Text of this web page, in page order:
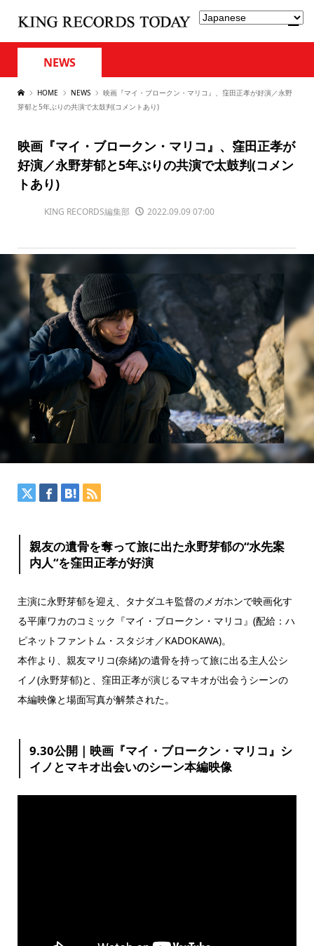
NEWS
HOME NEWS
映画『マイ・ブロークン・マリコ』、窪⽥正孝が好演／永野
芽郁と5年ぶりの共演で太⿎判(コメントあり)
映画『マイ・ブロークン・マリコ』、窪⽥正孝が
好演／永野芽郁と5年ぶりの共演で太⿎判(コメン
トあり)
KING RECORDS編集部 2022.09.09 07:00
親友の遺⾻を奪って旅に出た永野芽郁の“⽔先案
内⼈“を窪⽥正孝が好演
主演に永野芽郁を迎え、タナダユキ監督のメガホンで映画化す
る平庫ワカのコミック『マイ・ブロークン・マリコ』(配給：ハ
ピネットファントム・スタジオ／KADOKAWA)。
本作より、親友マリコ(奈緒)の遺⾻を持って旅に出る主⼈公シ
イノ(永野芽郁)と、窪⽥正孝が演じるマキオが出会うシーンの
本編映像と場⾯写真が解禁された。
9.30公開｜映画『マイ・ブロークン・マリコ』シ
イノとマキオ出会いのシーン本編映像